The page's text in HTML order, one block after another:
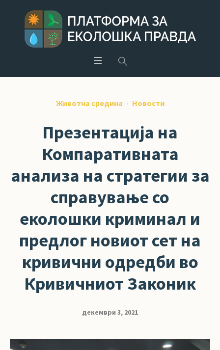
Животна средина Новости
Презентација на
Компаративната
анализа на стратегии за
справување со
еколошки криминал и
предлог новиот сет на
кривични одредби во
Кривичниот Законик
декември 3, 2021